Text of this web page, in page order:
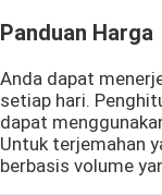
Panduan Harga
Anda dapat
setiap hari.
dapat
Untuk terjemahan
berbasis volume